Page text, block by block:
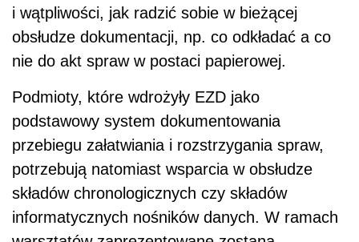
i wątpliwości, jak radzić sobie w bieżącej
obsłudze dokumentacji, np. co odkładać a co
nie do akt spraw w postaci papierowej.
Podmioty, które wdrożyły EZD jako
podstawowy system dokumentowania
przebiegu załatwiania i rozstrzygania spraw,
potrzebują natomiast wsparcia w obsłudze
składów chronologicznych czy składów
informatycznych nośników danych. W ramach